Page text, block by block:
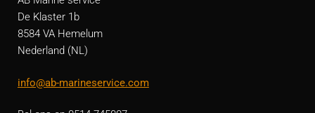
De Klaster 1b
8584 VA Hemelum
Nederland (NL)
info@ab-marineservice.com